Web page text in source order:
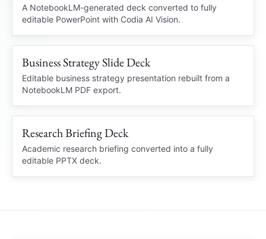
Locked PDF
Editable PowerPoint
A NotebookLM-generated deck converted to fully
editable PowerPoint with Codia AI Vision.
STRATEGY DECK
Market insight
Business Strategy Slide Deck
Editable business strategy presentation rebuilt from a
NotebookLM PDF export.
RESEARCH BRIEF
Citation notes and diagrams rebuilt
Research Briefing Deck
Academic research briefing converted into a fully
editable PPTX deck.